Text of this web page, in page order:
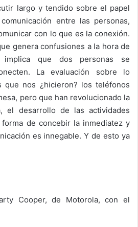
largo y tendido sobre el papel
entre las personas,
con lo que es la conexión.
genera confusiones a la hora de
que dos personas se
La evaluación sobre lo
que nos ¿hicieron? los teléfonos
pero que han revolucionado la
el desarrollo de las actividades
de concebir la inmediatez y
es innegable. Y de esto ya
Cooper, de Motorola, con el